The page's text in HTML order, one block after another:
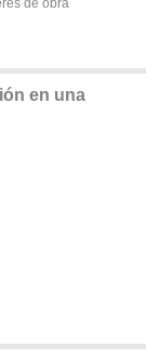
de obra
en una